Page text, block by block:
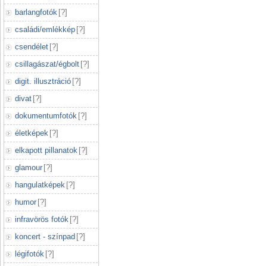
barlangfotók [?]
családi/emlékkép [?]
csendélet [?]
csillagászat/égbolt [?]
digit. illusztráció [?]
divat [?]
dokumentumfotók [?]
életképek [?]
elkapott pillanatok [?]
glamour [?]
hangulatképek [?]
humor [?]
infravörös fotók [?]
koncert - színpad [?]
légifotók [?]